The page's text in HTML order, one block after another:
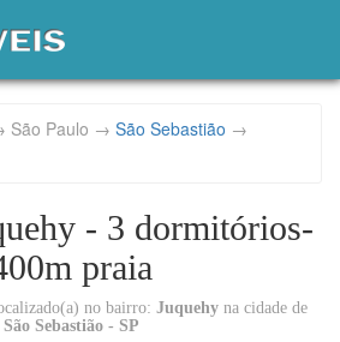
São Paulo → São Sebastião →
- 3 dormitórios-
praia
no bairro: Juquehyna cidade de
São Sebastião - SP